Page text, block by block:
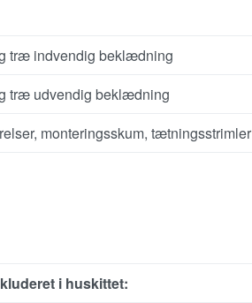
træ indvendig beklædning
træ udvendig beklædning
monteringsskum, tætningsstrimler
i huskittet: